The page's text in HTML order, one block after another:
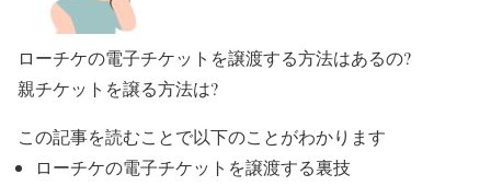
ローチケの電子チケットを譲渡する方法はあるの?
親チケットを譲る方法は?
この記事を読むことで以下のことがわかります
ローチケの電子チケットを譲渡する裏技